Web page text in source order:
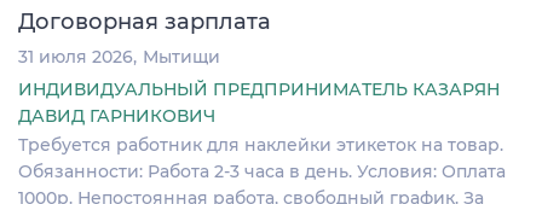
Договорная зарплата
31 июля 2026 Мытищи
ИНДИВИДУАЛЬНЫЙ ПРЕДПРИНИМАТЕЛЬ КАЗАРЯН
ДАВИД ГАРНИКОВИЧ
Требуется работник для наклейки этикеток на товар.
Обязанности: Работа 2-3 часа в день. Условия: Оплата
1000р. Непостоянная работа, свободный график. За